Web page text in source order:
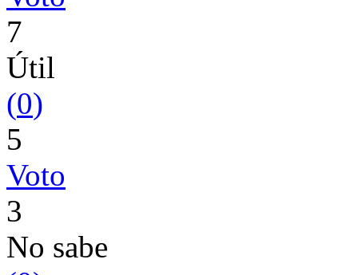
7
Útil
(0)
5
Voto
3
No sabe